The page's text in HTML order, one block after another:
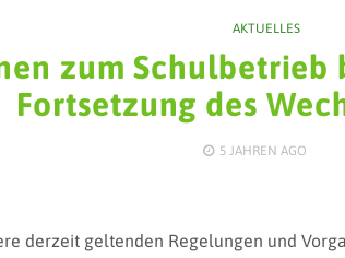
AKTUELLES
zum Schulbetrieb
Fortsetzung des
5 JAHREN AGO
derzeit geltenden Regelungen und